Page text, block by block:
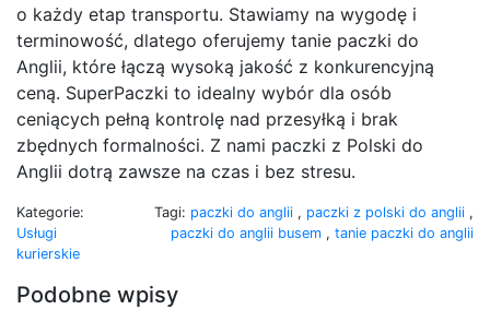
o każdy etap transportu. Stawiamy na wygodę i
terminowość, dlatego oferujemy tanie paczki do
Anglii, które łączą wysoką jakość z konkurencyjną
ceną. SuperPaczki to idealny wybór dla osób
ceniących pełną kontrolę nad przesyłką i brak
zbędnych formalności. Z nami paczki z Polski do
Anglii dotrą zawsze na czas i bez stresu.
Kategorie:
Usługi
kurierskie
Tagi: paczki do anglii , paczki z polski do anglii ,
paczki do anglii busem , tanie paczki do anglii
Podobne wpisy